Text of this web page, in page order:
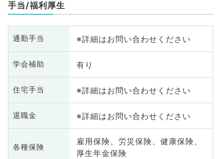
手当/福利厚生
通勤手当 ※詳細はお問い合わせください
学会補助 有り
住宅手当 ※詳細はお問い合わせください
退職金 ※詳細はお問い合わせください
各種保険
雇用保険、労災保険、健康保険、
厚生年金保険